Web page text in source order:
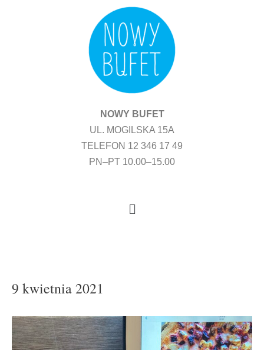
NOWY BUFET
UL. MOGILSKA 15A
TELEFON 12 346 17 49
PN–PT 10.00–15.00
Menu
9 kwietnia 2021